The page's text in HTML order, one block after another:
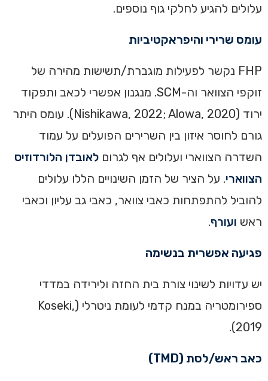
עלולים להגיע לחלקי גוף נוספים.
עומס שרירי והיפראקטיביות
FHP נקשר לפעילות מוגברת/תשישות מהירה של
זוקפי הצוואר וה-SCM. מנגנון אפשרי לכאב ותפקוד
ירוד (Nishikawa, 2022; Alowa, 2020). עומס היתר
גורם לחוסר איזון בין השרירים הפועלים על עמוד
השדרה הצווארי ועלולים אף לגרום לאובדן הלורדוזיס
הצווארי. על הציר של הזמן השינויים הללו עלולים
להוביל להתפתחות כאבי צוואר, כאבי גב עליון וכאבי
ראש ועורף.
פגיעה אפשרית בנשימה
יש עדויות לשינוי צורת בית החזה ולירידה במדדי
ספירומטריה במנח קדמי לעומת ניטרלי (Koseki,
2019).
כאב ראש/לסת (TMD)